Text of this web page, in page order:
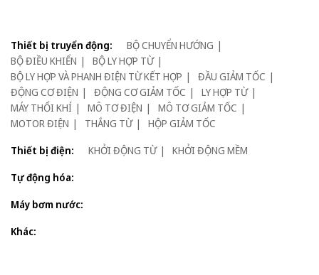
Thiết bị truyển động:
BỘ CHUYỂN HƯỚNG
BỘ ĐIỀU KHIỂN
BỘ LY HỢP TỪ
BỘ LY HỢP VÀ PHANH ĐIỆN TỪ KẾT HỢP
ĐẦU GIẢM TỐC
ĐỘNG CƠ ĐIỆN
ĐỘNG CƠ GIẢM TỐC
LY HỢP TỪ
MÁY THỔI KHÍ
MÔ TƠ ĐIỆN
MÔ TƠ GIẢM TỐC
MOTOR ĐIỆN
THẮNG TỪ
HỘP GIẢM TỐC
Thiết bị điện:
KHỞI ĐỘNG TỪ
KHỞI ĐỘNG MỀM
Tự động hóa:
Máy bơm nước:
Khác: